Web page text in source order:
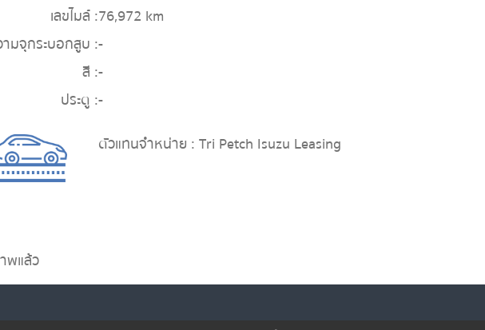
เลขไมล์ :76,972 km
มจุกระบอกสูบ :-
สี :-
ประตู :-
ตัวแทนจำหน่าย : Tri Petch Isuzu Leasing
พแล้ว